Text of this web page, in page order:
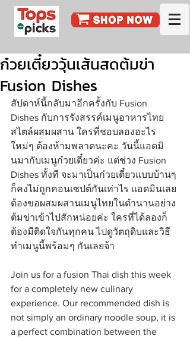
ก๋วยเตี๋ยววุ้นเส้นสดต้มข่า
Fusion Dishes
สัปดาห์นี้กลับมาอีกครั้งกับ Fusion
Dishes กับการรังสรรค์เมนูอาหารไทย
สไตล์ผสมผสาน ใครที่ชอบลองอะไร
ใหม่ๆ ต้องห้ามพลาดนะคะ วันนี้แอดมิ
นมากับเมนูก๋วยเตี๋ยวค่ะ แต่ช่วง Fusion
Dishes ทั้งที จะมาเป็นก๋วยเตี๋ยวแบบบ้านๆ
ก็คงไม่ถูกคอนเซปต์กันเท่าไร แอดมินเลย
ต้องขอผสมผสานเมนูไทยในตำนานอย่าง
ต้มข่าเข้าไปสักหน่อยค่ะ ใครที่ได้ลองก็
ต้องมีติดใจกันทุกคน ไปดูวัตถุดิบและวิธี
ทำเมนูนี้พร้อมๆ กันเลยจ้า
Join us for a fusion Thai dish this week
for a completely new culinary
experience. Our recommended dish is
not simply an ordinary noodle soup, it is
a perfect combination between the